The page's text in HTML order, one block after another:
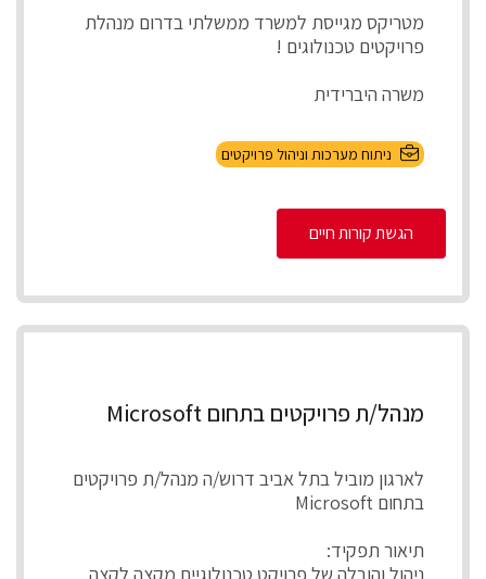
מטריקס מגייסת למשרד ממשלתי בדרום מנהלת
פרויקטים טכנולוגים !
משרה היברידית
תיאור התפקיד
והטמע...
ניתוח מערכות וניהול פרויקטים
הגשת קורות חיים
מנהל/ת פרויקטים בתחום Microsoft
לארגון מוביל בתל אביב דרוש/ה מנהל/ת פרויקטים
בתחום Microsoft
תיאור תפקיד:
ניהול והובלה של פרויקט טכנולוגיים מקצה לקצה,